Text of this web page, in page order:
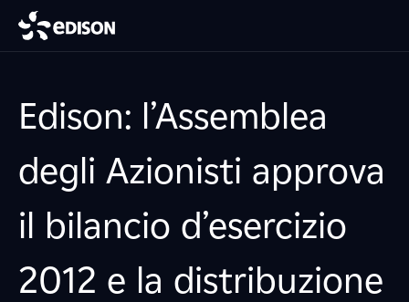
Edison: l’Assemblea
degli Azionisti approva
il bilancio d’esercizio
2012 e la distribuzione